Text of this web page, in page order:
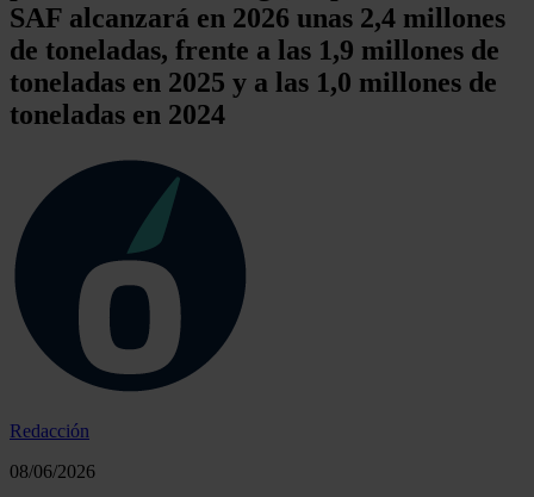
SAF alcanzará en 2026 unas 2,4 millones
de toneladas, frente a las 1,9 millones de
toneladas en 2025 y a las 1,0 millones de
toneladas en 2024
Redacción
08/06/2026